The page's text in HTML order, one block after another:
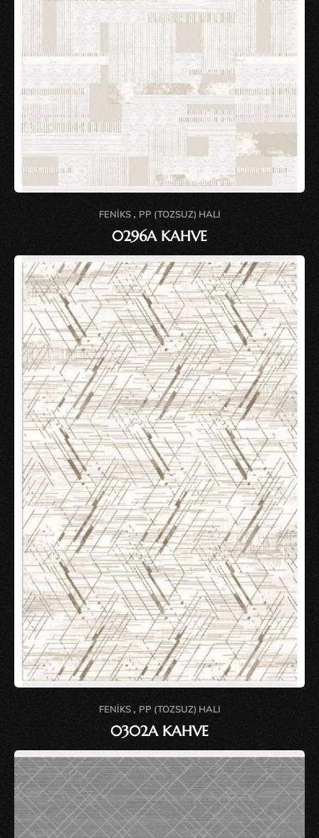
FENIKS , PP (TOZSUZ) HALI
0296A KAHVE
FENIKS , PP (TOZSUZ) HALI
0302A KAHVE